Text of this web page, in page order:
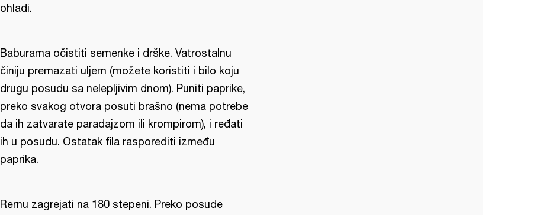
ohladi.
Baburama očistiti semenke i drške. Vatrostalnu
činiju premazati uljem (možete koristiti i bilo koju
drugu posudu sa nelepljivim dnom). Puniti paprike,
preko svakog otvora posuti brašno (nema potrebe
da ih zatvarate paradajzom ili krompirom), i ređati
ih u posudu. Ostatak fila rasporediti između
paprika.
Rernu zagrejati na 180 stepeni. Preko posude